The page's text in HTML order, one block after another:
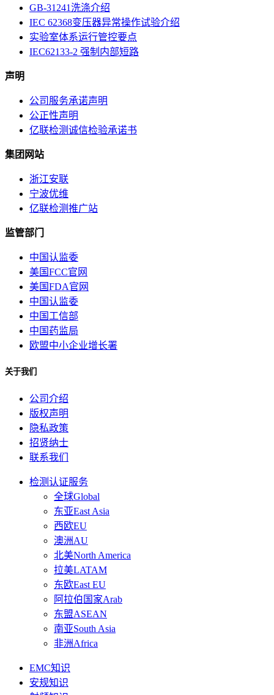
GB-31241洗涤介绍
IEC 62368变压器异常操作试验介绍
实验室体系运行管控要点
IEC62133-2 强制内部短路
声明
公司服务承诺声明
公正性声明
亿联检测诚信检验承诺书
集团网站
浙江安联
宁波优维
亿联检测推广站
监管部门
中国认监委
美国FCC官网
美国FDA官网
中国认监委
中国工信部
中国药监局
欧盟中小企业增长署
关于我们
公司介绍
版权声明
隐私政策
招贤纳士
联系我们
检测认证服务
全球Global
东亚East Asia
西欧EU
澳洲AU
北美North America
拉美LATAM
东欧East EU
阿拉伯国家Arab
东盟ASEAN
南亚South Asia
非洲Africa
EMC知识
安规知识